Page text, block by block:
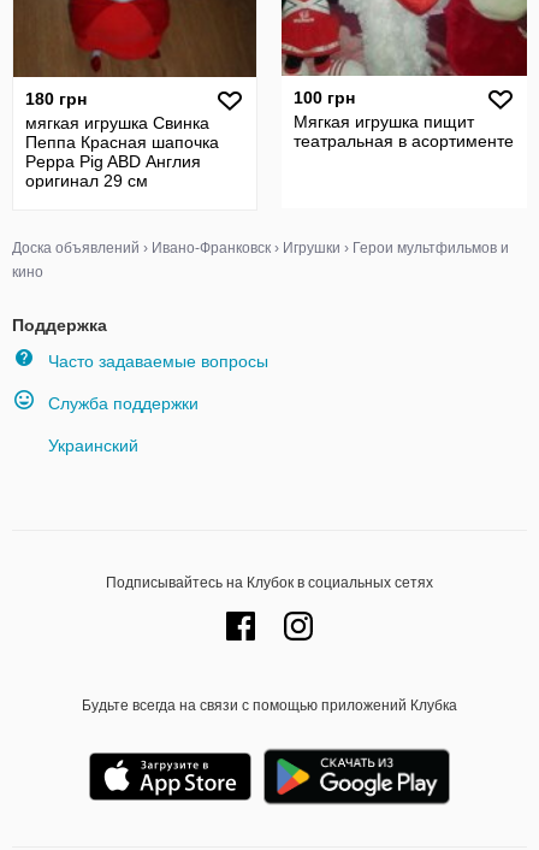
180 грн
мягкая игрушка Свинка
Пеппа Красная шапочка
Peppa Pig ABD Англия
оригинал 29 см
100 грн
Мягкая игрушка пищит
театральная в асортименте
Доска объявлений › Ивано-Франковск › Игрушки › Герои мультфильмов и
кино
Поддержка
Часто задаваемые вопросы
Служба поддержки
Украинский
Подписывайтесь на Клубок в социальных сетях
Будьте всегда на связи с помощью приложений Клубка